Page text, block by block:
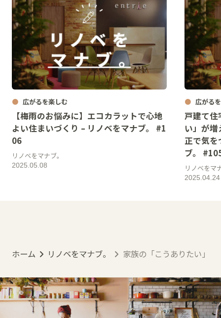
広がるを楽しむ
【梅雨のお悩みに】エコカラットで心地
よい住まいづくり – リノベをマナブ。 #1
06
2025.05.08
リノベをマナブ。
広がる
戸建て住
い」が
正で気を
ブ。
2025.04.24
リノベをマ
ホーム リノベをマナブ。 家族の「こうありたい」